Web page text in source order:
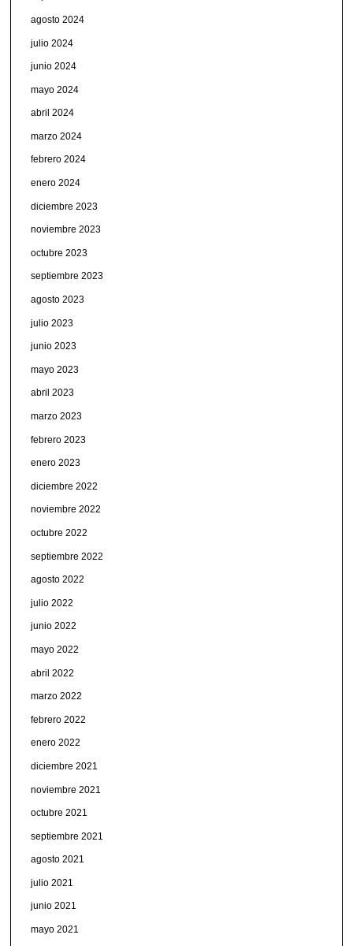
agosto 2024
julio 2024
junio 2024
mayo 2024
abril 2024
marzo 2024
febrero 2024
enero 2024
diciembre 2023
noviembre 2023
octubre 2023
septiembre 2023
agosto 2023
julio 2023
junio 2023
mayo 2023
abril 2023
marzo 2023
febrero 2023
enero 2023
diciembre 2022
noviembre 2022
octubre 2022
septiembre 2022
agosto 2022
julio 2022
junio 2022
mayo 2022
abril 2022
marzo 2022
febrero 2022
enero 2022
diciembre 2021
noviembre 2021
octubre 2021
septiembre 2021
agosto 2021
julio 2021
junio 2021
mayo 2021